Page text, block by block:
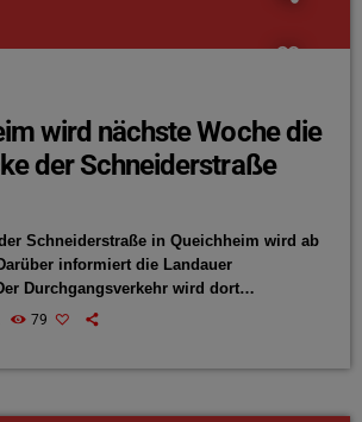
wird nächste Woche die
der Schneiderstraße
Schneiderstraße in Queichheim wird ab
informiert die Landauer
Durchgangsverkehr wird dort
Wochen nicht mehr möglich sein.
79